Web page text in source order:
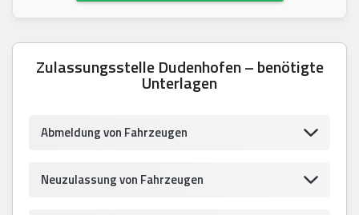
Zulassungsstelle Dudenhofen – benötigte
Unterlagen
Abmeldung von Fahrzeugen
Neuzulassung von Fahrzeugen